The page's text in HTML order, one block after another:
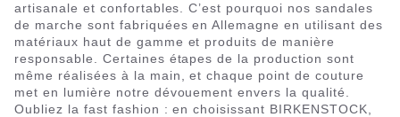
artisanale et confortables. C’est pourquoi nos sandales
de marche sont fabriquées en Allemagne en utilisant des
matériaux haut de gamme et produits de manière
responsable. Certaines étapes de la production sont
même réalisées à la main, et chaque point de couture
met en lumière notre dévouement envers la qualité.
Oubliez la fast fashion : en choisissant BIRKENSTOCK,